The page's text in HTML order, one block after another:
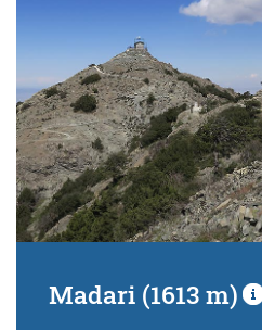
Madari (1613 m)